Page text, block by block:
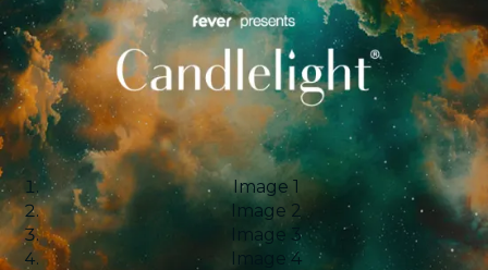
Image 1
Image 2
Image 3
Image 4